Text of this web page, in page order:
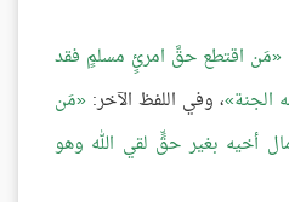
مَن اقتطع حقَّ امرئٍ مسلمٍ فقد
الجنة ، وفي اللفظ الآخر: مَن
أخيه بغير حقٍّ لقي الله وهو